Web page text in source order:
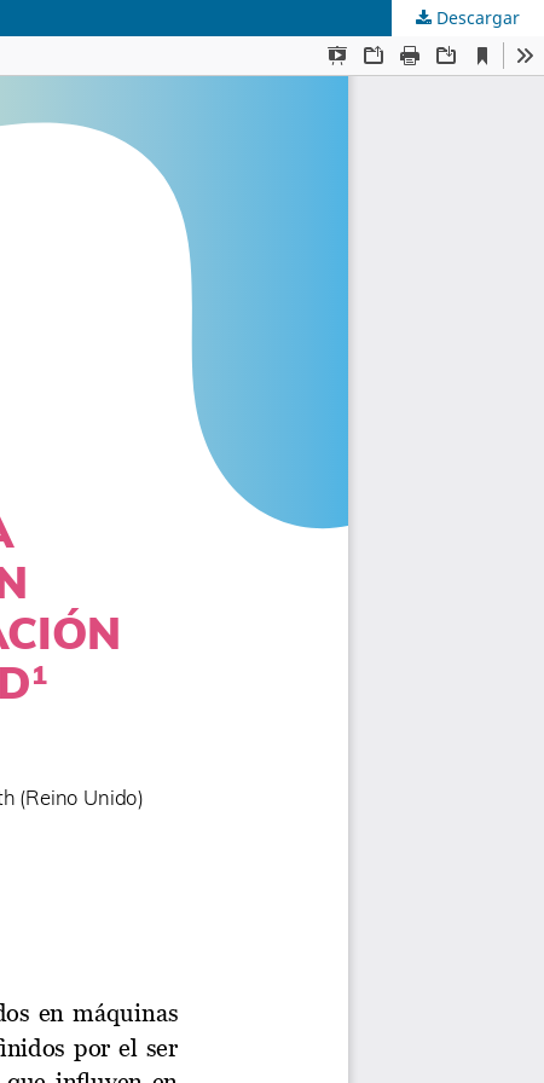
Descargar